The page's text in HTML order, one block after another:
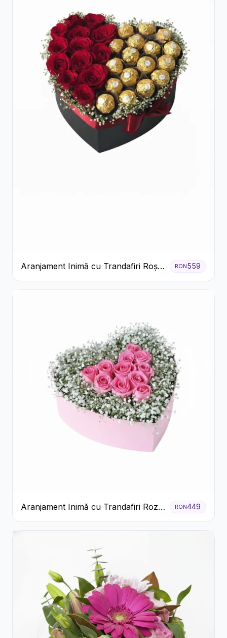
Aranjament Inimă cu Trandafiri Roșii
și Ciocolată Ferrero Rocher
RON559
Aranjament Inimă cu Trandafiri Roz
și Gypsophila Albă
RON449